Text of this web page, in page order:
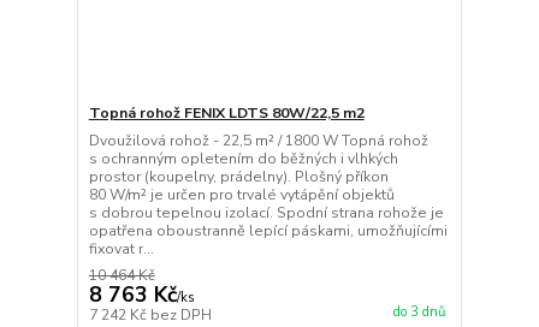
Topná rohož FENIX LDTS 80W/22,5 m2
Dvoužilová rohož - 22,5 m² / 1800 W Topná rohož
s ochranným opletením do běžných i vlhkých
prostor (koupelny, prádelny). Plošný příkon
80 W/m² je určen pro trvalé vytápění objektů
s dobrou tepelnou izolací. Spodní strana rohože je
opatřena oboustranně lepící páskami, umožňujícími
fixovat r...
10 464 Kč
8 763 Kč/ks
7 242 Kč bez DPH do 3 dnů